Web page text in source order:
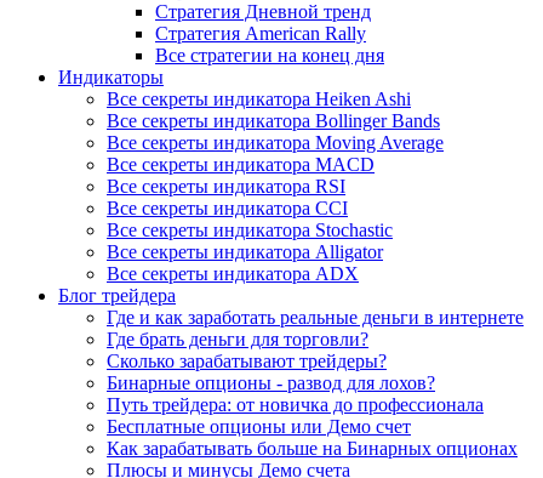
Стратегия Дневной тренд
Стратегия American Rally
Все стратегии на конец дня
Индикаторы
Все секреты индикатора Heiken Ashi
Все секреты индикатора Bollinger Bands
Все секреты индикатора Moving Average
Все секреты индикатора MACD
Все секреты индикатора RSI
Все секреты индикатора CCI
Все секреты индикатора Stochastic
Все секреты индикатора Alligator
Все секреты индикатора ADX
Блог трейдера
Где и как заработать реальные деньги в интернете
Где брать деньги для торговли?
Сколько зарабатывают трейдеры?
Бинарные опционы - развод для лохов?
Путь трейдера: от новичка до профессионала
Бесплатные опционы или Демо счет
Как зарабатывать больше на Бинарных опционах
Плюсы и минусы Демо счета